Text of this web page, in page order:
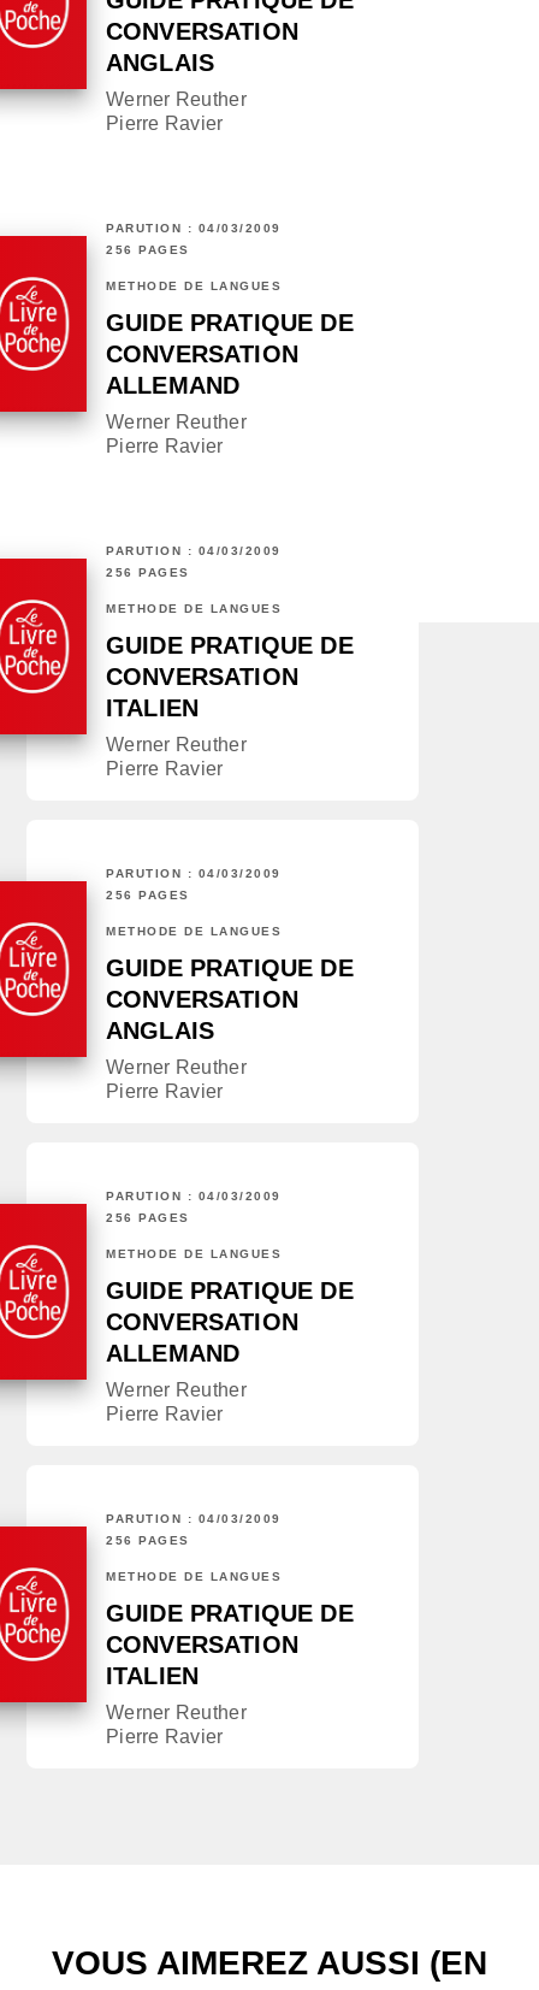
CONVERSATION
ANGLAIS
Werner Reuther
Pierre Ravier
PARUTION : 04/03/2009
256 PAGES
MÉTHODE DE LANGUES
GUIDE PRATIQUE DE
CONVERSATION
ALLEMAND
Werner Reuther
Pierre Ravier
PARUTION : 04/03/2009
256 PAGES
MÉTHODE DE LANGUES
GUIDE PRATIQUE DE
CONVERSATION
ITALIEN
Werner Reuther
Pierre Ravier
PARUTION : 04/03/2009
256 PAGES
MÉTHODE DE LANGUES
GUIDE PRATIQUE DE
CONVERSATION
ANGLAIS
Werner Reuther
Pierre Ravier
PARUTION : 04/03/2009
256 PAGES
MÉTHODE DE LANGUES
GUIDE PRATIQUE DE
CONVERSATION
ALLEMAND
Werner Reuther
Pierre Ravier
PARUTION : 04/03/2009
256 PAGES
MÉTHODE DE LANGUES
GUIDE PRATIQUE DE
CONVERSATION
ITALIEN
Werner Reuther
Pierre Ravier
VOUS AIMEREZ AUSSI (EN